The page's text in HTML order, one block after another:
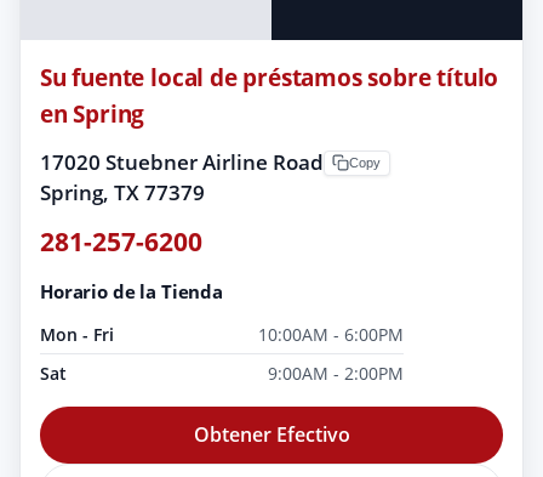
Su fuente local de préstamos sobre título
en Spring
17020 Stuebner Airline Road
Spring, TX 77379
Copy
281-257-6200
Horario de la Tienda
Mon - Fri
10:00AM - 6:00PM
Sat
9:00AM - 2:00PM
Obtener Efectivo